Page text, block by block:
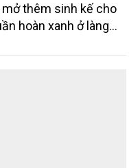
thêm sinh kế cho
hoàn xanh ở làng
thị trường trong nước